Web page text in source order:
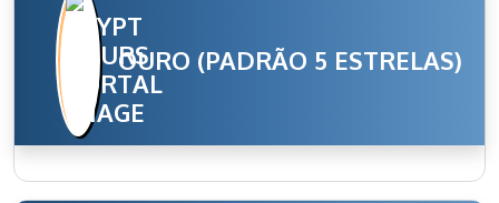
OURO (PADRÃO 5 ESTRELAS)